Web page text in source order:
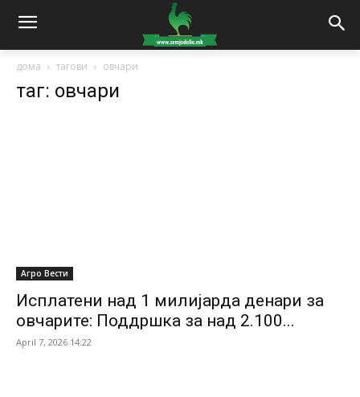
дома тагови овчари
таг: овчари
Агро Вести
Исплатени над 1 милијарда денари за
овчарите: Поддршка за над 2.100...
April 7, 2026 14:22